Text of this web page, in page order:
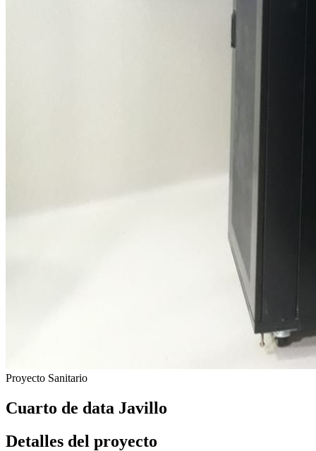
Proyecto Sanitario
Cuarto de data Javillo
Detalles del proyecto